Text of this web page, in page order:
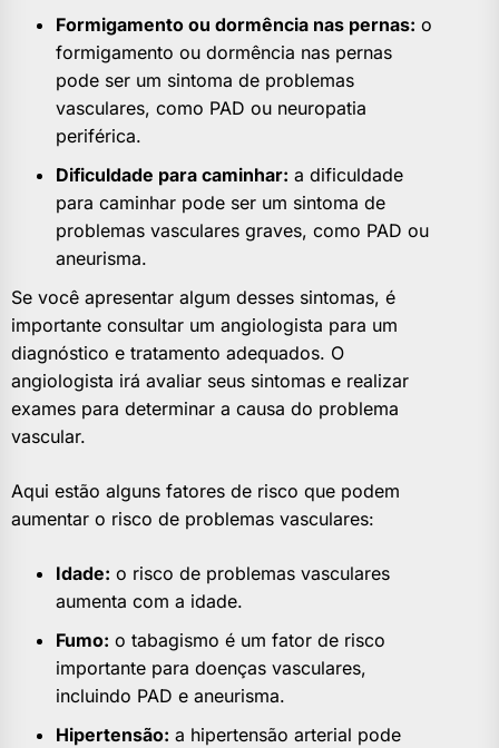
Formigamento ou dormência nas pernas: o
formigamento ou dormência nas pernas
pode ser um sintoma de problemas
vasculares, como PAD ou neuropatia
periférica.
Dificuldade para caminhar: a dificuldade
para caminhar pode ser um sintoma de
problemas vasculares graves, como PAD ou
aneurisma.
Se você apresentar algum desses sintomas, é
importante consultar um angiologista para um
diagnóstico e tratamento adequados. O
angiologista irá avaliar seus sintomas e realizar
exames para determinar a causa do problema
vascular.
Aqui estão alguns fatores de risco que podem
aumentar o risco de problemas vasculares:
Idade: o risco de problemas vasculares
aumenta com a idade.
Fumo: o tabagismo é um fator de risco
importante para doenças vasculares,
incluindo PAD e aneurisma.
Hipertensão: a hipertensão arterial pode